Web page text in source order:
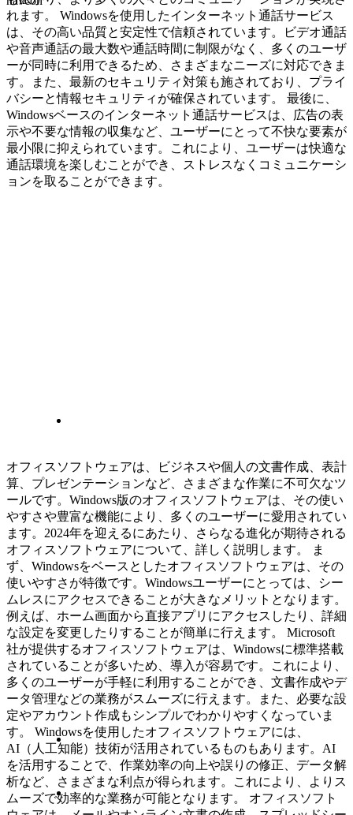
れます。 Windowsを使用したインターネット通話サービス
は、その高い品質と安定性で信頼されています。ビデオ通話
や音声通話の最大数や通話時間に制限がなく、多くのユーザ
ーが同時に利用できるため、さまざまなニーズに対応できま
す。また、最新のセキュリティ対策も施されており、プライ
バシーと情報セキュリティが確保されています。 最後に、
Windowsベースのインターネット通話サービスは、広告の表
示や不要な情報の収集など、ユーザーにとって不快な要素が
最小限に抑えられています。これにより、ユーザーは快適な
通話環境を楽しむことができ、ストレスなくコミュニケーシ
ョンを取ることができます。
オフィスソフトウェアは、ビジネスや個人の文書作成、表計
算、プレゼンテーションなど、さまざまな作業に不可欠なツ
ールです。Windows版のオフィスソフトウェアは、その使い
やすさや豊富な機能により、多くのユーザーに愛用されてい
ます。2024年を迎えるにあたり、さらなる進化が期待される
オフィスソフトウェアについて、詳しく説明します。 ま
ず、Windowsをベースとしたオフィスソフトウェアは、その
使いやすさが特徴です。Windowsユーザーにとっては、シー
ムレスにアクセスできることが大きなメリットとなります。
例えば、ホーム画面から直接アプリにアクセスしたり、詳細
な設定を変更したりすることが簡単に行えます。 Microsoft
社が提供するオフィスソフトウェアは、Windowsに標準搭載
されていることが多いため、導入が容易です。これにより、
多くのユーザーが手軽に利用することができ、文書作成やデ
ータ管理などの業務がスムーズに行えます。また、必要な設
定やアカウント作成もシンプルでわかりやすくなっていま
す。 Windowsを使用したオフィスソフトウェアには、
AI（人工知能）技術が活用されているものもあります。AI
を活用することで、作業効率の向上や誤りの修正、データ解
析など、さまざまな利点が得られます。これにより、よりス
ムーズで効率的な業務が可能となります。 オフィスソフト